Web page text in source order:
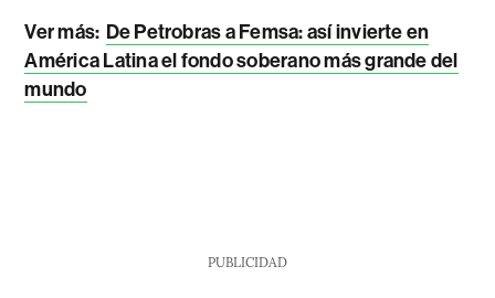
Ver más: De Petrobras a Femsa: así invierte en
América Latina el fondo soberano más grande del
mundo
PUBLICIDAD